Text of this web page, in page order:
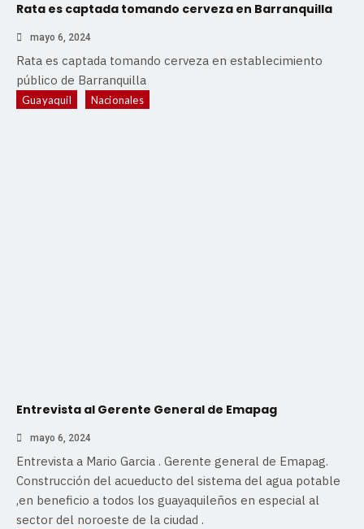
Rata es captada tomando cerveza en Barranquilla
mayo 6, 2024
Rata es captada tomando cerveza en establecimiento
público de Barranquilla
Guayaquil Nacionales
Entrevista al Gerente General de Emapag
mayo 6, 2024
Entrevista a Mario Garcia . Gerente general de Emapag.
Construcción del acueducto del sistema del agua potable
,en beneficio a todos los guayaquileños en especial al
sector del noroeste de la ciudad .